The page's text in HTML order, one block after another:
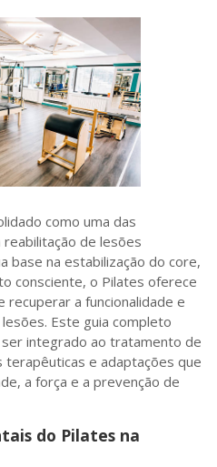
como uma das
de lesões
base na estabilização do core,
consciente, o Pilates oferece
recuperar a funcionalidade e
Este guia completo
integrado ao tratamento de
terapêuticas e adaptações que
a força e a prevenção de
do Pilates na